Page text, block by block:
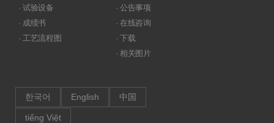
· 试验设备
· 成绩书
· 工艺流程图
· 公告事项
· 在线咨询
· 下载
· 相关图片
한국어 English 中国
tiếng Việt